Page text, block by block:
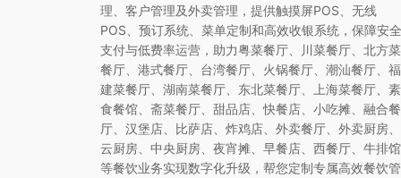
理、客户管理及外卖管理，提供触摸屏POS、无线
POS、预订系统、菜单定制和高效收银系统，保障安全
支付与低费率运营，助力粤菜餐厅、川菜餐厅、北方菜
餐厅、港式餐厅、台湾餐厅、火锅餐厅、潮汕餐厅、福
建菜餐厅、湖南菜餐厅、东北菜餐厅、上海菜餐厅、素
食餐馆、斋菜餐厅、甜品店、快餐店、小吃摊、融合餐
厅、汉堡店、比萨店、炸鸡店、外卖餐厅、外卖厨房、
云厨房、中央厨房、夜宵摊、早餐店、西餐厅、牛排馆
等餐饮业务实现数字化升级，帮您定制专属高效餐饮管